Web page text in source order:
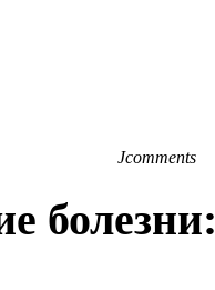
Jcomments
болезни: